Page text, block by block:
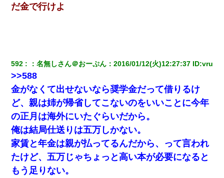
【唖然】帰宅したら旦那のスポーツカーが消えていた。警察『目
立つし、すぐ見つかるかもしれません』→ 数時間後・・警察『××
中途採用のAが部長から呼び出された。Aはヘラヘラと部屋に入っ
ていき、1時間後に号泣しながら出てきて…
【衝撃】婚約者「兄と結婚はするけど嫁入りするわけじゃない。
お互い干渉はしないようにしましょう」→ その後に結納金の話を
したので、母が・・・
姉旦那の友達「ほんとのパパだよ～」私のお腹を触ってほざく。
→思わず手を叩いて振り払ったら…
だ金で行けよ
592 ：名無しさん＠おーぷん ：2016/01/12(火)12:27:37 ID:vru
>>588
金がなくて出せないなら奨学金だって借りるけ
ど、親は姉が帰省してこないのをいいことに今年
の正月は海外にいたぐらいだから。
俺は結局仕送りは五万しかない。
家賃と年金は親が払ってるんだから、って言われ
たけど、五万じゃちょっと高い本が必要になると
もう足りない。